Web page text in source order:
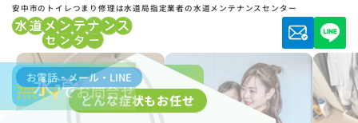
安中市のトイレつまり修理は水道局指定業者の水道メンテナンスセンター
水道局指定業者
どんな症状もお任せ
お電話・メール・LINE
無料でお問合せ